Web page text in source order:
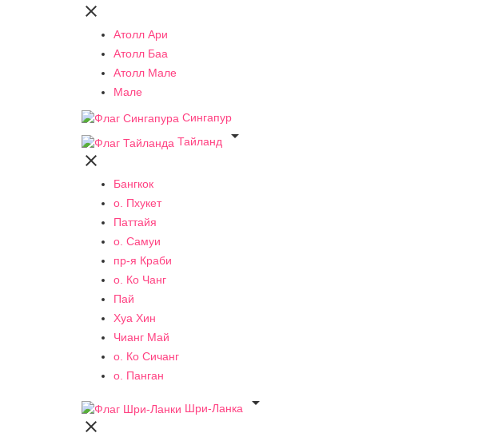

Атолл Ари
Атолл Баа
Атолл Мале
Мале
Сингапур
Тайланд


Бангкок
о. Пхукет
Паттайя
о. Самуи
пр-я Краби
о. Ко Чанг
Пай
Хуа Хин
Чианг Май
о. Ко Сичанг
о. Панган
Шри-Ланка

